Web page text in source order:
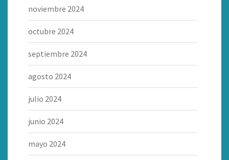
noviembre 2024
octubre 2024
septiembre 2024
agosto 2024
julio 2024
junio 2024
mayo 2024